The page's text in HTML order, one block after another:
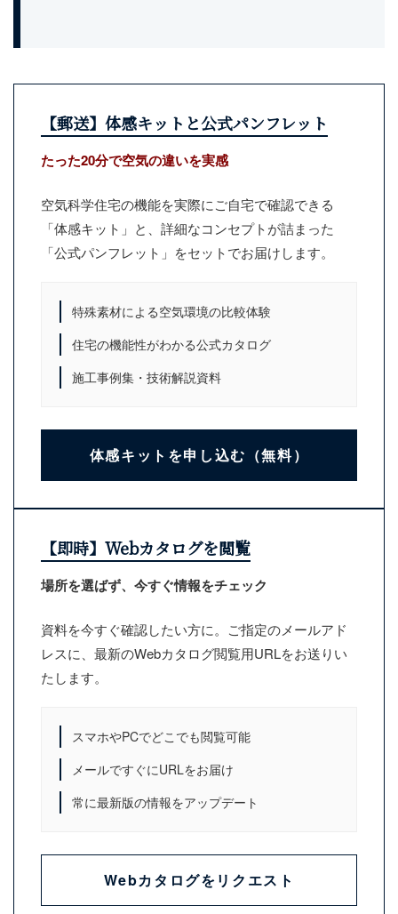
【郵送】体感キットと公式パンフレット
たった20分で空気の違いを実感
空気科学住宅の機能を実際にご自宅で確認できる
「体感キット」と、詳細なコンセプトが詰まった
「公式パンフレット」をセットでお届けします。
特殊素材による空気環境の比較体験
住宅の機能性がわかる公式カタログ
施工事例集・技術解説資料
体感キットを申し込む（無料）
【即時】Webカタログを閲覧
場所を選ばず、今すぐ情報をチェック
資料を今すぐ確認したい方に。ご指定のメールアド
レスに、最新のWebカタログ閲覧用URLをお送りい
たします。
スマホやPCでどこでも閲覧可能
メールですぐにURLをお届け
常に最新版の情報をアップデート
Webカタログをリクエスト